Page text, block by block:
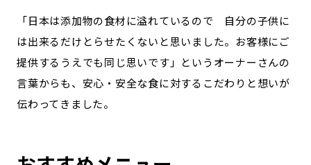
「日本は添加物の食材に溢れているので 自分の子供に
は出来るだけとらせたくないと思いました。お客様にご
提供するうえでも同じ思いです」というオーナーさんの
言葉からも、安心・安全な食に対するこだわりと想いが
伝わってきました。